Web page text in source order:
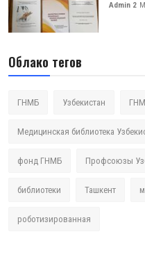
Admin 2
Облако тегов
ГНМБ Узбекистан
Медицинская библиотека
фонд ГНМБ Профсоюзы
библиотеки Ташкент
роботизированная